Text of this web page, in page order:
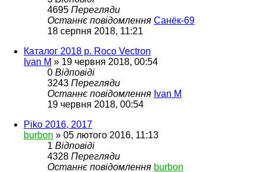
4695 Перегляди
Останнє повідомлення Санёк-69
18 серпня 2018, 11:21
Каталог 2018 р. Roco Vectron
Ivan M » 19 червня 2018, 00:54
0 Відповіді
3243 Перегляди
Останнє повідомлення Ivan M
19 червня 2018, 00:54
Piko 2016, 2017
burbon » 05 лютого 2016, 11:13
1 Відповіді
4328 Перегляди
Останнє повідомлення burbon